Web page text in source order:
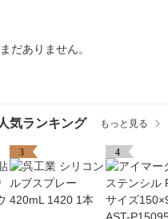
だありません。
気ランキング もっと見る
3 4